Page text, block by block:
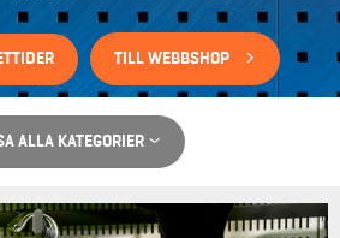
TILL WEBBSHOP
ALLA KATEGORIER